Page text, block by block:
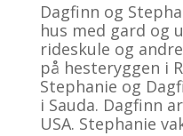
Dagfinn og
hus med gard og
rideskule og
på hesteryggen i
Stephanie og
i Sauda. Dagfinn
USA. Stephanie